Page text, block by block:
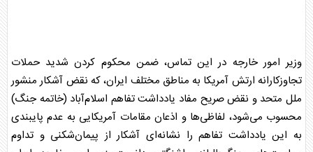
وزیر امور خارجه در این تماس، ضمن محکوم کردن شدید حملات
تجاوزکارانه ارتش آمریکا به مناطق مختلف ایران، که نقض آشکار منشور
ملل متحد و نقض صریح مفاد یادداشت تفاهم اسلام‌آباد (خاتمه جنگ)
محسوب می‌شود، لفاظی‌ها و اذعان مقامات آمریکایی به عدم پایبندی
به این یادداشت تفاهم را نشانه‌ای آشکار از پیمان‌شکنی و تداوم